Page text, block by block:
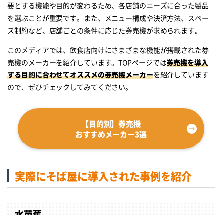
要とする機能や目的が変わるため、各店舗のニーズに合った製品
を選ぶことが重要です。また、メニュー構成や決済方法、スペー
ス制約など、店舗ごとの条件に応じた券売機が求められます。
このメディアでは、飲食店向けにさまざまな機能が搭載された券
売機のメーカーを紹介しています。TOPページでは券売機を導入
する目的に合わせてオススメの券売機メーカーを紹介しています
ので、ぜひチェックしてみてください。
【目的別】券売機
おすすめメーカー3選
実際にそば屋に導入された事例を紹介